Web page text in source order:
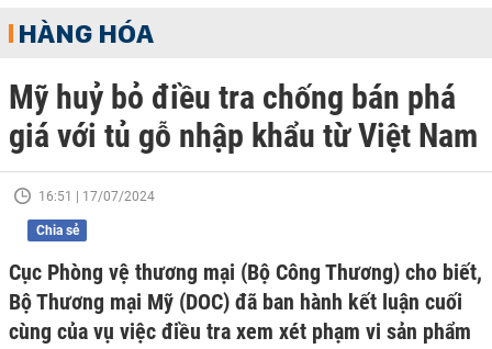
HÀNG HÓA
Mỹ huỷ bỏ điều tra chống bán phá
giá với tủ gỗ nhập khẩu từ Việt Nam
16:51 | 17/07/2024
Chia sẻ
Cục Phòng vệ thương mại (Bộ Công Thương) cho biết,
Bộ Thương mại Mỹ (DOC) đã ban hành kết luận cuối
cùng của vụ việc điều tra xem xét phạm vi sản phẩm